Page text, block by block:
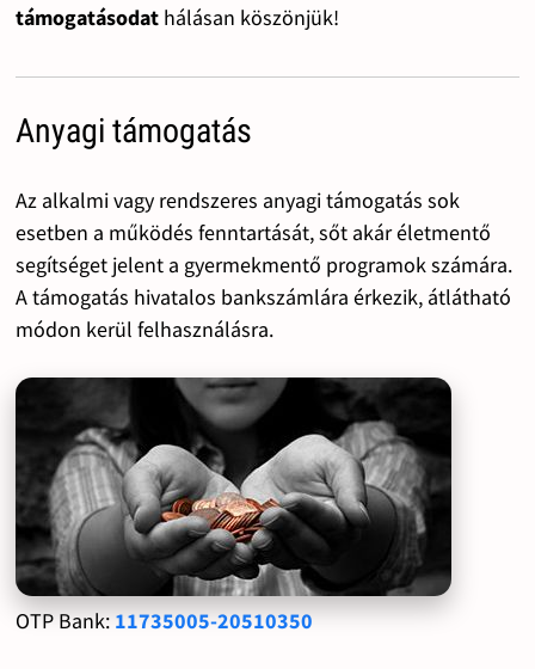
támogatásodat hálásan köszönjük!
Anyagi támogatás
Az alkalmi vagy rendszeres anyagi támogatás sok
esetben a működés fenntartását, sőt akár életmentő
segítséget jelent a gyermekmentő programok számára.
A támogatás hivatalos bankszámlára érkezik, átlátható
módon kerül felhasználásra.
OTP Bank: 11735005-20510350